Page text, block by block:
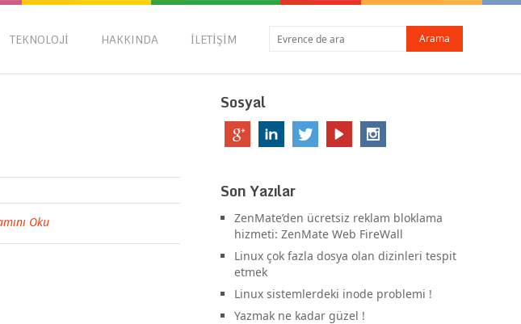
TEKNOLOJI HAKKINDA İLETIŞIM
Oku
Sosyal
Son Yazılar
ZenMate’den ücretsiz reklam bloklama
hizmeti: ZenMate Web FireWall
Linux çok fazla dosya olan dizinleri tespit
etmek
Linux sistemlerdeki inode problemi !
Yazmak ne kadar güzel !